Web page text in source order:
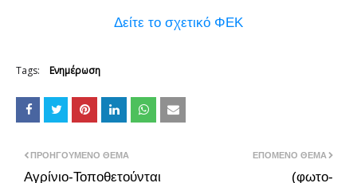
Δείτε το σχετικό ΦΕΚ
Tags: Ενημέρωση
ΕΠΌΜΕΝΟ ΘΈΜΑ
(φωτο-
ΠΡΟΗΓΟΎΜΕΝΟ ΘΈΜΑ
Αγρίνιο-Τοποθετούνται